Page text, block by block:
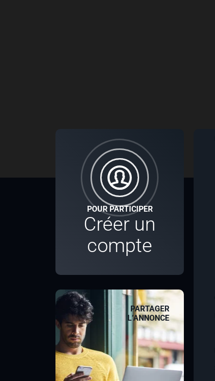
POUR PARTICIPER
Créer un
compte
PARTAGER
L’ANNONCE